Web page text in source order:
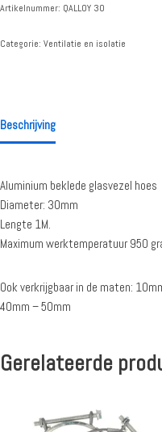
Artikelnummer: QALLOY 30
Categorie: Ventilatie en isolatie
Beschrijving
Aluminium beklede glasvezel hoes
Diameter: 30mm
Lengte 1M.
Maximum werktemperatuur 950
Ook verkrijgbaar in de maten:
40mm – 50mm
Gerelateerde